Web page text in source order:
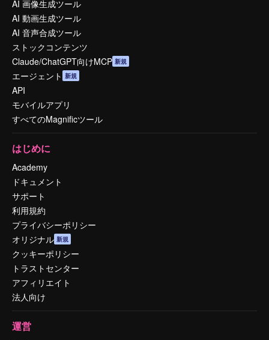
AI 画像生成ツール
AI 動画生成ツール
AI 音声合成ツール
ストックコンテンツ
Claude/ChatGPT向けMCP 新規
エージェント 新規
API
モバイルアプリ
すべてのMagnificツール
はじめに
Academy
ドキュメント
サポート
利用規約
プライバシーポリシー
オリジナル 新規
クッキーポリシー
トラストセンター
アフィリエイト
法人向け
運営